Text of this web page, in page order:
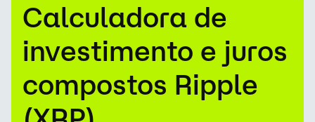
Mercados
Calculadoras
PARK Token
Recursos
Calculadora de
investimento e juros
compostos Ripple